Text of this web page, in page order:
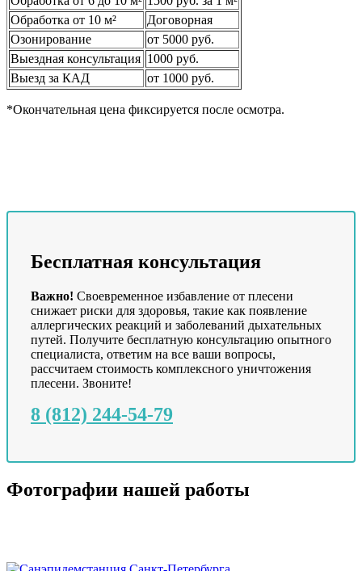
Обработка от 10 м²
Договорная
Озонирование
от 5000 руб.
Выездная консультация 1000 руб.
Выезд за КАД
от 1000 руб.
*Окончательная цена фиксируется после осмотра.
Бесплатная консультация
Важно! Своевременное избавление от плесени
снижает риски для здоровья, такие как появление
аллергических реакций и заболеваний дыхательных
путей. Получите бесплатную консультацию опытного
специалиста, ответим на все ваши вопросы,
рассчитаем стоимость комплексного уничтожения
плесени. Звоните!
8 (812) 244-54-79
Фотографии нашей работы